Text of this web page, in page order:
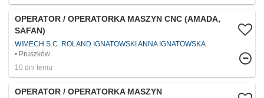
OPERATOR / OPERATORKA MASZYN CNC (AMADA,
SAFAN)
WIMECH S.C. ROLAND IGNATOWSKI ANNA IGNATOWSKA
Pruszków
10 dni temu
OPERATOR / OPERATORKA MASZYN